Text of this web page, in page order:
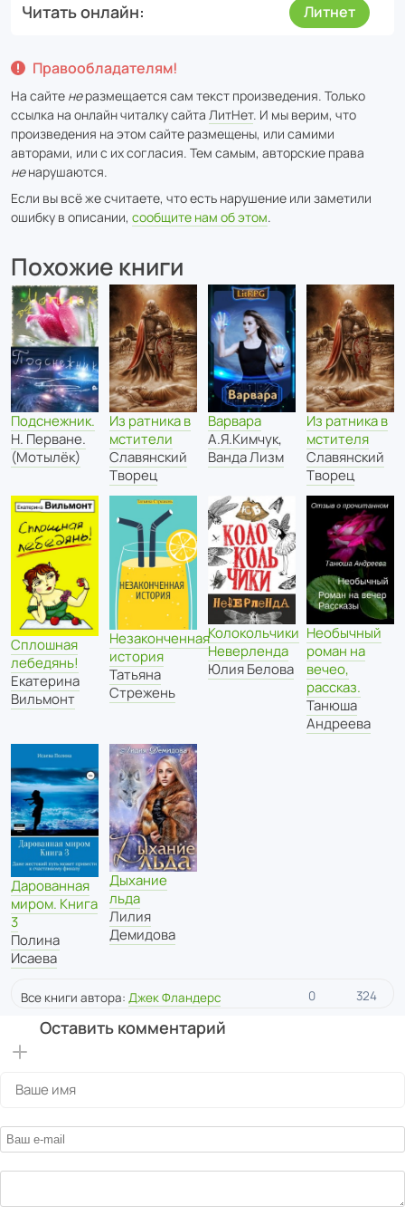
Читать онлайн Литнет
Правообладателям!
На сайте неразмещается сам текст произведения. Только
ссылка на онлайн читалку сайта ЛитНет. И мы верим, что
произведения на этом сайте размещены, или самими
авторами, или с их согласия. Тем самым, авторские права
ненарушаются.
Если вы всё же считаете, что есть нарушение или заметили
ошибку в описании, сообщите нам об этом.
Похожие книги
Подснежник.
Н. Перване.
(Мотылёк)
Из ратника в
мстители
Славянский
Творец
Варвара
А.Я.Кимчук,
Ванда Лизм
Из ратника в
мстителя
Славянский
Творец
Сплошная
лебедянь!
Екатерина
Вильмонт
Незаконченная
история
Татьяна
Стрежень
Колокольчики
Неверленда
Юлия Белова
Необычный
роман на
вечео,
рассказ.
Танюша
Андреева
Дарованная
миром. Книга
3
Полина
Исаева
Дыхание
льда
Лилия
Демидова
Все книги автора: Джек Фландерс 0 324
Оставить комментарий